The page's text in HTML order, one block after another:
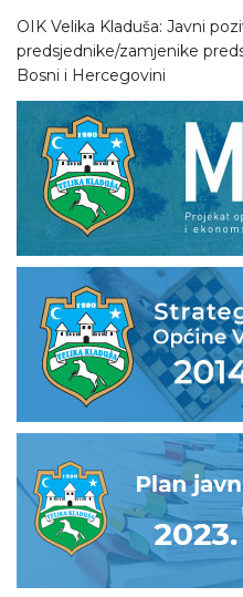
OIK Velika Kladuša: Javni
predsjednike/zamjenike
Bosni i Hercegovini